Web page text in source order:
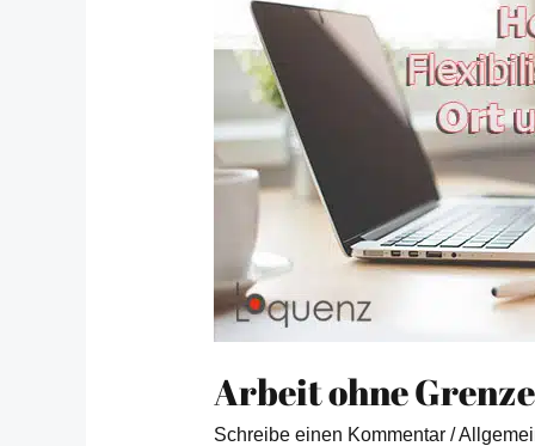
Arbeit ohne
Schreibe einen Kommentar /
ohne
Grenzen?